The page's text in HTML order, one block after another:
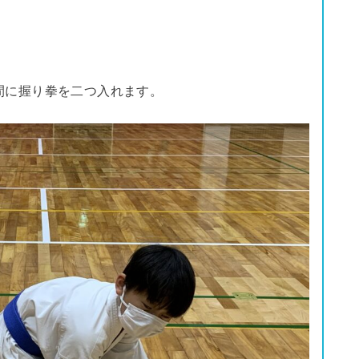
握り拳を二つ入れます。